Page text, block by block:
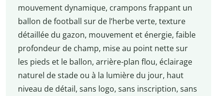
mouvement dynamique, crampons frappant un
ballon de football sur de l’herbe verte, texture
détaillée du gazon, mouvement et énergie, faible
profondeur de champ, mise au point nette sur
les pieds et le ballon, arrière-plan flou, éclairage
naturel de stade ou à la lumière du jour, haut
niveau de détail, sans logo, sans inscription, sans